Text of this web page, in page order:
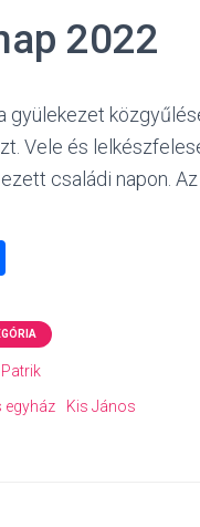
2022
gyülekezet
Vele és
családi napon.
z
a
m
egyház
Kis János